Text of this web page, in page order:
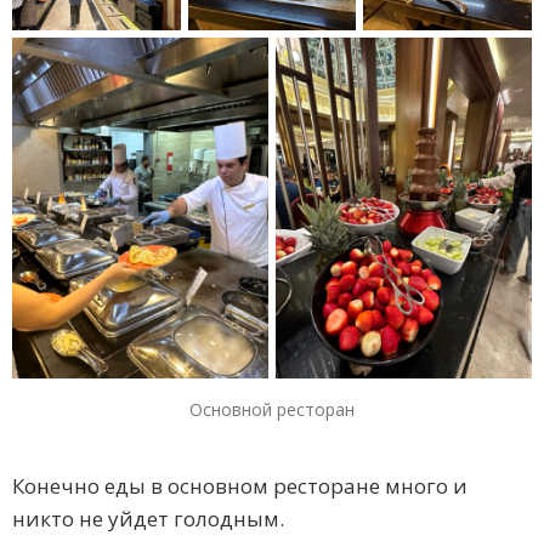
Основной ресторан
Конечно еды в основном ресторане много и
никто не уйдет голодным.